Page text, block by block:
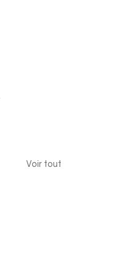
Voir tout